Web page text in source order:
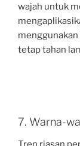
wajah untuk
tetap tahan
7. Warna-